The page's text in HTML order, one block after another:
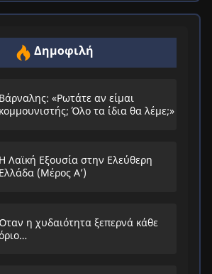
Δημοφιλή
Βάρναλης: «Ρωτάτε αν είμαι
κομμουνιστής; Όλο τα ίδια θα λέμε;»
Η Λαϊκή Εξουσία στην Ελεύθερη
Ελλάδα (Μέρος Α’)
η χυδαιότητα ξεπερνά κάθε